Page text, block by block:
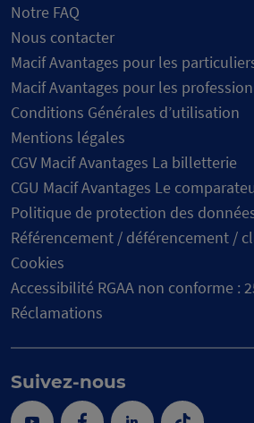
Notre FAQ
Nous contacter
Macif Avantages pour les
Macif Avantages pour les
Conditions Générales d’utilisation
Mentions légales
CGV Macif Avantages La billetterie
CGU Macif Avantages Le
Politique de protection des
Référencement / déférencement /
Cookies
Accessibilité RGAA non conforme :
Réclamations
Suivez-nous